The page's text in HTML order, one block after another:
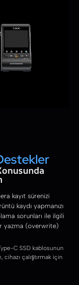
kayıt sürenizi
kaydı yapmanızı
sorunları ile ilgili
yazma (overwrite)
C SSD kablosunun
cihazı çalıştırmak için